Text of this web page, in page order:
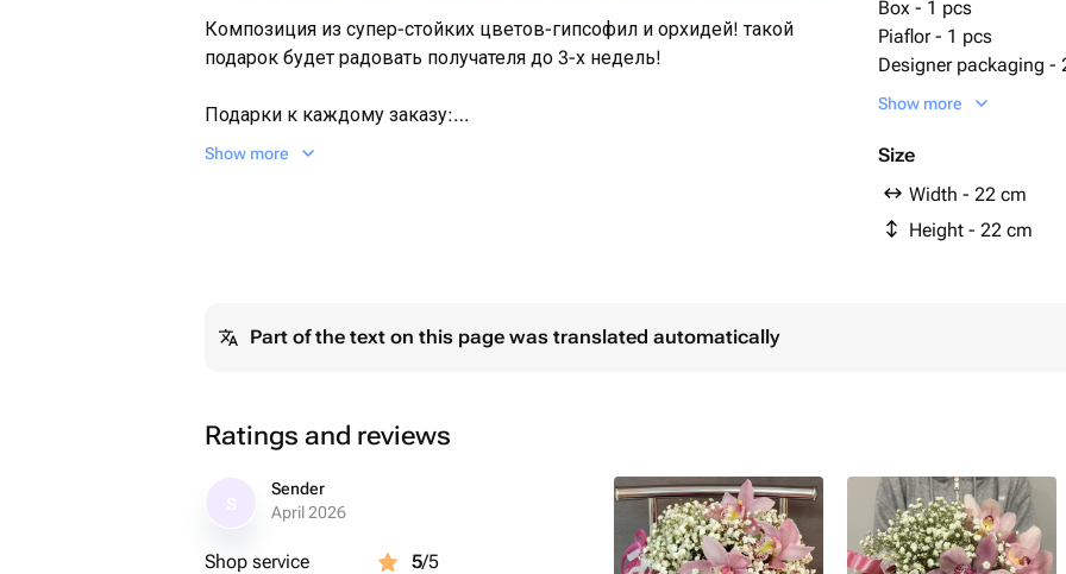
Box - 1 pcs
Piaflor - 1 pcs
Designer packaging -
Cymbidium Orchid - 3
Show more
Size
Width - 22 cm
Height - 22 cm
Композиция из супер-стойких цветов-гипсофил и орхидей! такой
подарок будет радовать получателя до 3-х недель!
Подарки к каждому заказу:
-Бесплатная открытка с вашим текстом.
🌿Коробка останется для всяких женских штучек😉
🌿Не ставить цветы у батареи и отопительных приборов, на прямые
солнечные лучи и сквозняки. Чем прохладнее место, тем они дольше
будут радовать.
🌿Цветы находятся в спец.составе который нужно поливать каждый
Show more
Part of the text on this page was translated automatically
Ratings and reviews
Sender
April 2026
Shop service 5/5